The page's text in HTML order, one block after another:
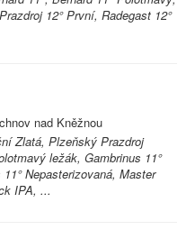
12° První, Radegast 12°
nad Kněžnou
Zlatá, Plzeňský Prazdroj
ležák, Gambrinus 11°
Nepasterizovaná, Master
IPA, ...